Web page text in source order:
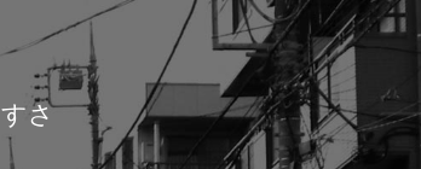
さ